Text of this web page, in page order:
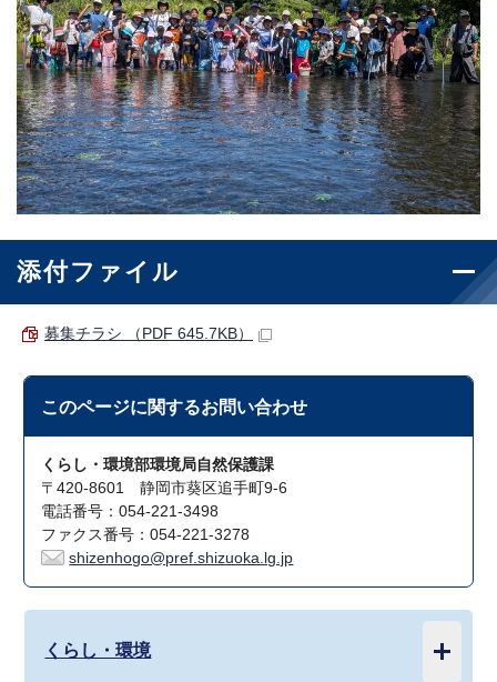
添付ファイル
募集チラシ （PDF 645.7KB）
このページに関するお問い合わせ
くらし・環境部環境局自然保護課
〒420-8601 静岡市葵区追手町9-6
電話番号：054-221-3498
ファクス番号：054-221-3278
shizenhogo@pref.shizuoka.lg.jp
くらし・環境